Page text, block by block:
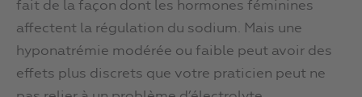
fait de la façon dont les hormones féminines
affectent la régulation du sodium. Mais une
hyponatrémie modérée ou faible peut avoir des
effets plus discrets que votre praticien peut ne